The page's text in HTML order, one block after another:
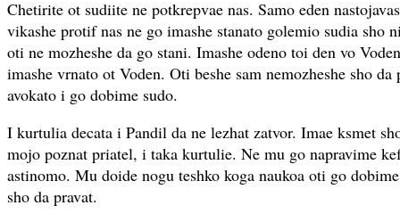
Chetirite ot sudiite ne potkrepvae nas. Samo eden
vikashe protif nas ne go imashe stanato golemio sudia sho
oti ne mozheshe da go stani. Imashe odeno toi den vo
imashe vrnato ot Voden. Oti beshe sam nemozheshe sho
avokato i go dobime sudo.
I kurtulia decata i Pandil da ne lezhat zatvor. Imae ksmet
mojo poznat priatel, i taka kurtulie. Ne mu go napravime
astinomo. Mu doide nogu teshko koga naukoa oti go
sho da pravat.